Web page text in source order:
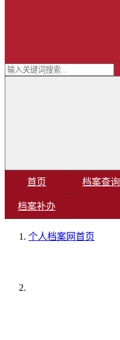
首页 档案查询
档案补办
个人档案网首页